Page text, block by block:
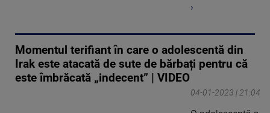
›
Momentul terifiant în care o adolescentă din
Irak este atacată de sute de bărbați pentru că
este îmbrăcată „indecent” | VIDEO
04-01-2023 | 21:04